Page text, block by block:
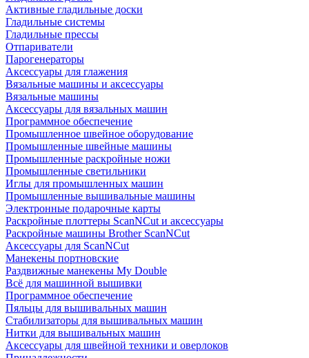
Активные гладильные доски
Гладильные системы
Гладильные прессы
Отпариватели
Парогенераторы
Аксессуары для глажения
Вязальные машины и аксессуары
Вязальные машины
Аксессуары для вязальных машин
Программное обеспечение
Промышленное швейное оборудование
Промышленные швейные машины
Промышленные раскройные ножи
Промышленные светильники
Иглы для промышленных машин
Промышленные вышивальные машины
Электронные подарочные карты
Раскройные плоттеры ScanNCut и аксессуары
Раскройные машины Brother ScanNCut
Аксессуары для ScanNCut
Манекены портновские
Раздвижные манекены My Double
Всё для машинной вышивки
Программное обеспечение
Пяльцы для вышивальных машин
Стабилизаторы для вышивальных машин
Нитки для вышивальных машин
Аксессуары для швейной техники и оверлоков